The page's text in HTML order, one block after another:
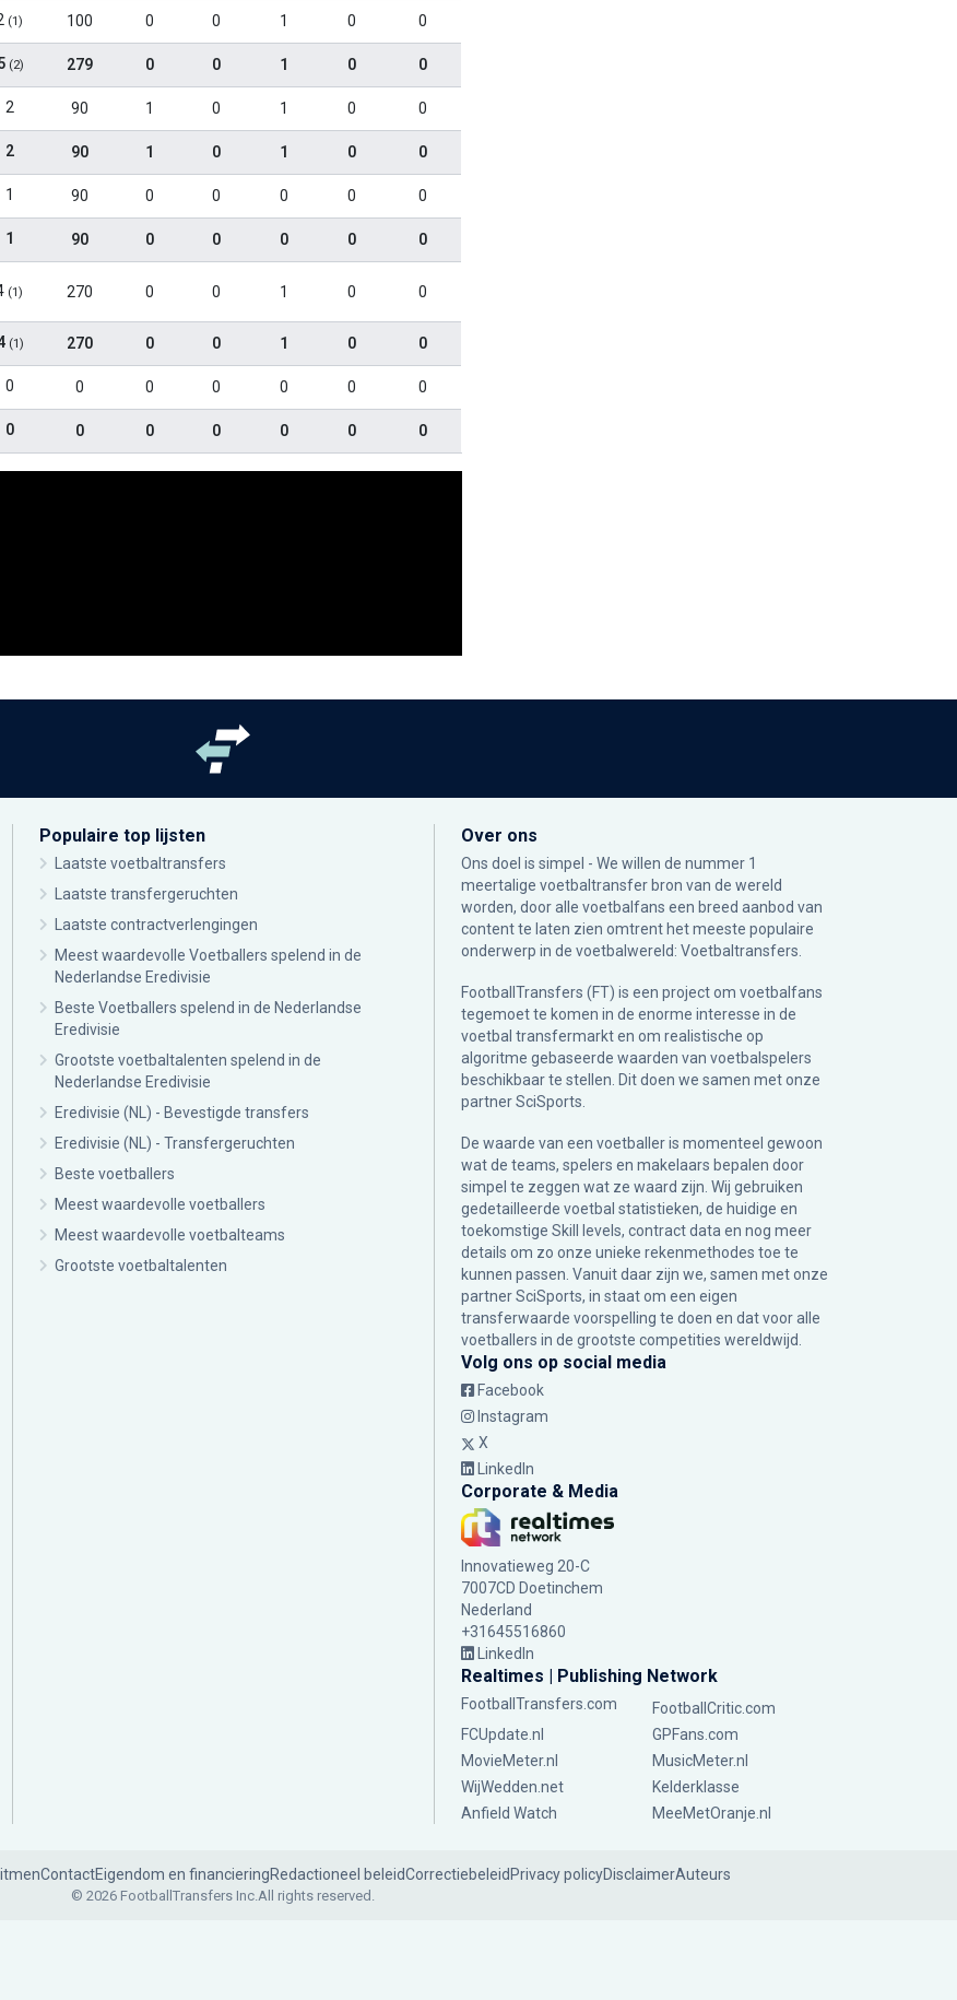
(1) 100 0 0 1 0 0
(2) 279 0 0 1 0 0
2 90 1 0 1 0 0
2 90 1 0 1 0 0
1 90 0 0 0 0 0
1 90 0 0 0 0 0
(1) 270 0 0 1 0 0
(1) 270 0 0 1 0 0
0 0 0 0 0 0 0
0 0 0 0 0 0 0
Populaire top lijsten
Laatste voetbaltransfers
Laatste transfergeruchten
Laatste contractverlengingen
Meest waardevolle Voetballers spelend in de
Nederlandse Eredivisie
Beste Voetballers spelend in de Nederlandse
Eredivisie
Grootste voetbaltalenten spelend in de
Nederlandse Eredivisie
Eredivisie (NL) - Bevestigde transfers
Eredivisie (NL) - Transfergeruchten
Beste voetballers
Meest waardevolle voetballers
Meest waardevolle voetbalteams
Grootste voetbaltalenten
Over ons
Ons doel is simpel - We willen de nummer 1
meertalige voetbaltransfer bron van de wereld
worden, door alle voetbalfans een breed aanbod van
content te laten zien omtrent het meeste populaire
onderwerp in de voetbalwereld: Voetbaltransfers.
FootballTransfers (FT) is een project om voetbalfans
tegemoet te komen in de enorme interesse in de
voetbal transfermarkt en om realistische op
algoritme gebaseerde waarden van voetbalspelers
beschikbaar te stellen. Dit doen we samen met onze
partnerSciSports
De waarde van een voetballer is momenteel gewoon
wat de teams, spelers en makelaars bepalen door
simpel te zeggen wat ze waard zijn. Wij gebruiken
gedetailleerde voetbal statistieken, de huidige en
toekomstige Skill levels, contract data en nog meer
details om zo onze unieke rekenmethodes toe te
kunnen passen. Vanuit daar zijn we, samen met onze
partner SciSports, in staat om een eigen
transferwaarde voorspelling te doen en dat voor alle
voetballers in de grootste competities wereldwijd.
Volg ons op social media
Facebook
Instagram
X
LinkedIn
Corporate & Media
Innovatieweg 20-C
7007CD Doetinchem
Nederland
+31645516860
LinkedIn
Realtimes | Publishing Network
FootballTransfers.com
FootballCritic.com
FCUpdate.nl
GPFans.com
MovieMeter.nl
MusicMeter.nl
WijWedden.net
Kelderklasse
Anfield Watch
MeeMetOranje.nl
ContactEigendom en financieringRedactioneel beleidCorrectiebeleid Privacy policyDisclaimerAuteurs
© 2026 FootballTransfers Inc.All rights reserved.